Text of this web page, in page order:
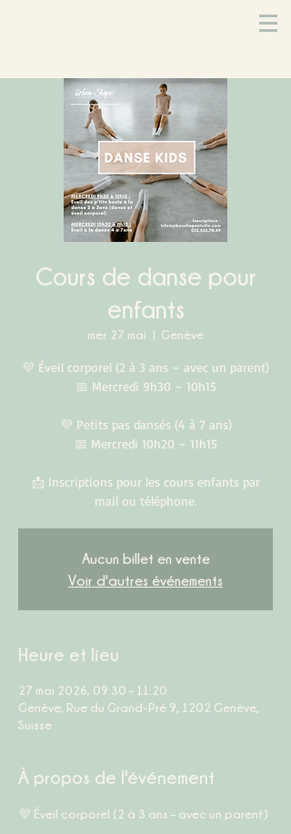
Cours de danse pour
enfants
mer. 27 mai
  |
Genève
💜 Éveil corporel (2 à 3 ans – avec un parent)
📅 Mercredi 9h30 – 10h15
💜 Petits pas dansés (4 à 7 ans)
📅 Mercredi 10h20 – 11h15
📩 Inscriptions pour les cours enfants par
mail ou téléphone.
Aucun billet en vente
Voir d'autres événements
Heure et lieu
27 mai 2026, 09:30 – 11:20
Genève, Rue du Grand-Pré 9, 1202 Genève,
Suisse
À propos de l'événement
💜 Éveil corporel (2 à 3 ans – avec un parent)